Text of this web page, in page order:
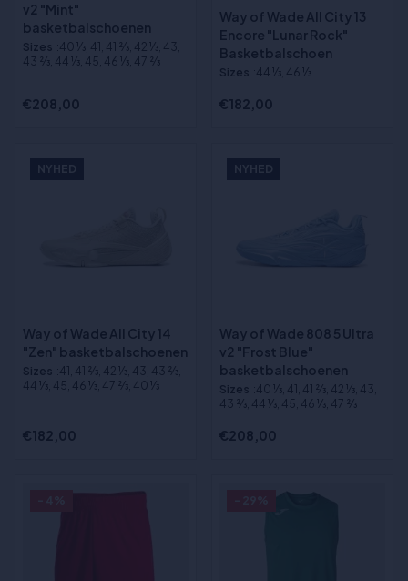
v2 "Mint"
basketbalschoenen
Sizes :40 1⁄3, 41, 41 2⁄3, 42 1⁄3, 43,
43 2⁄3, 44 1⁄3, 45, 46 1⁄3, 47 2⁄3
€208,00
Way of Wade All City 13
Encore "Lunar Rock"
Basketbalschoen
Sizes :44 1⁄3, 46 1⁄3
€182,00
NYHED
Way of Wade All City 14
"Zen" basketbalschoenen
Sizes :41, 41 2⁄3, 42 1⁄3, 43, 43 2⁄3,
44 1⁄3, 45, 46 1⁄3, 47 2⁄3, 40 1⁄3
€182,00
NYHED
Way of Wade 808 5 Ultra
v2 "Frost Blue"
basketbalschoenen
Sizes :40 1⁄3, 41, 41 2⁄3, 42 1⁄3, 43,
43 2⁄3, 44 1⁄3, 45, 46 1⁄3, 47 2⁄3
€208,00